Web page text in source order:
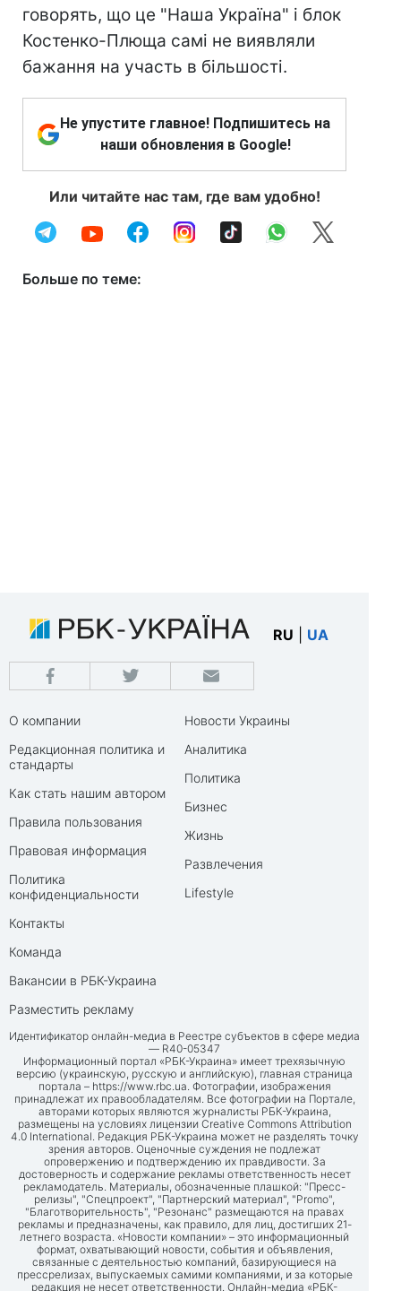
говорять, що це "Наша Україна" і блок
Костенко-Плюща самі не виявляли
бажання на участь в більшості.
Не упустите главное! Подпишитесь на
наши обновления в Google!
Или читайте нас там, где вам удобно!
Больше по теме:
RU UA
О компании
Редакционная политика и
стандарты
Как стать нашим автором
Правила пользования
Правовая информация
Политика
конфиденциальности
Контакты
Команда
Вакансии в РБК-Украина
Разместить рекламу
Новости Украины
Аналитика
Политика
Бизнес
Жизнь
Развлечения
Lifestyle
Идентификатор онлайн-медиа в Реестре субъектов в сфере медиа
— R40-05347
Информационный портал «РБК-Украина» имеет трехязычную
версию (украинскую, русскую и английскую), главная страница
портала – https://www.rbc.ua. Фотографии, изображения
принадлежат их правообладателям. Все фотографии на Портале,
авторами которых являются журналисты РБК-Украина,
размещены на условиях лицензии Creative Commons Attribution
4.0 International. Редакция РБК-Украина может не разделять точку
зрения авторов. Оценочные суждения не подлежат
опровержению и подтверждению их правдивости. За
достоверность и содержание рекламы ответственность несет
рекламодатель. Материалы, обозначенные плашкой: "Пресс-
релизы", "Спецпроект", "Партнерский материал", "Promo",
"Благотворительность", "Резонанс" размещаются на правах
рекламы и предназначены, как правило, для лиц, достигших 21-
летнего возраста. «Новости компании» – это информационный
формат, охватывающий новости, события и объявления,
связанные с деятельностью компаний, базирующиеся на
прессрелизах, выпускаемых самими компаниями, и за которые
редакция не несет ответственности. Онлайн-медиа «РБК-